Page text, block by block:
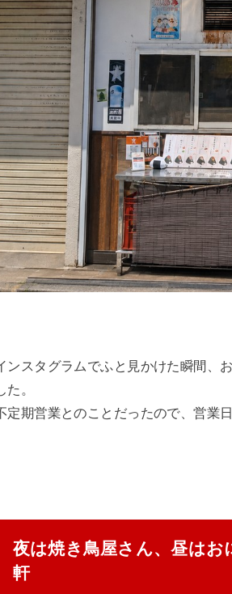
ンスタグラムでふと見かけた瞬間、
た。
定期営業とのことだったので、営業
夜は焼き鳥屋さん、昼は
軒